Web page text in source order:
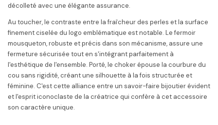
décolleté avec une élégante assurance.
Au toucher, le contraste entre la fraîcheur des perles et la surface
finement ciselée du logo emblématique est notable. Le fermoir
mousqueton, robuste et précis dans son mécanisme, assure une
fermeture sécurisée tout en s'intégrant parfaitement à
l'esthétique de l'ensemble. Porté, le choker épouse la courbure du
cou sans rigidité, créant une silhouette à la fois structurée et
féminine. C'est cette alliance entre un savoir-faire bijoutier évident
et l'esprit iconoclaste de la créatrice qui confère à cet accessoire
son caractère unique.